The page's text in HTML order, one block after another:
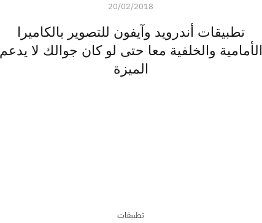
20/02/2018
تطبيقات أندرويد وآيفون للتصوير بالكاميرا
الأمامية والخلفية معا حتى لو كان جوالك لا يدعم
الميزة
تطبيقات